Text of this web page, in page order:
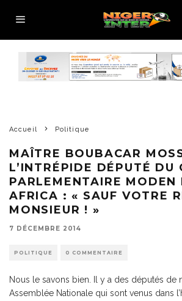
Accueil Politique
MAÎTRE BOUBACAR
L’INTRÉPIDE DÉPUTÉ DU
PARLEMENTAIRE MODEN
AFRICA : « SAUF VOTRE
MONSIEUR ! »
7 DÉCEMBRE 2014
POLITIQUE 0 COMMENTAIRE
Nous le savons bien. Il y a des députés de
Assemblée Nationale qui sont venus dans